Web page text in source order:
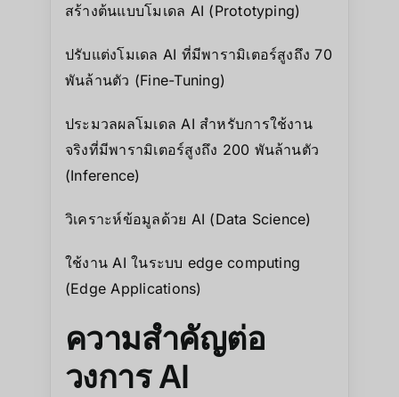
สร้างต้นแบบโมเดล AI (Prototyping)
ปรับแต่งโมเดล AI ที่มีพารามิเตอร์สูงถึง 70
พันล้านตัว (Fine-Tuning)
ประมวลผลโมเดล AI สำหรับการใช้งาน
จริงที่มีพารามิเตอร์สูงถึง 200 พันล้านตัว
(Inference)
วิเคราะห์ข้อมูลด้วย AI (Data Science)
ใช้งาน AI ในระบบ edge computing
(Edge Applications)
ความสำคัญต่อ
วงการ AI